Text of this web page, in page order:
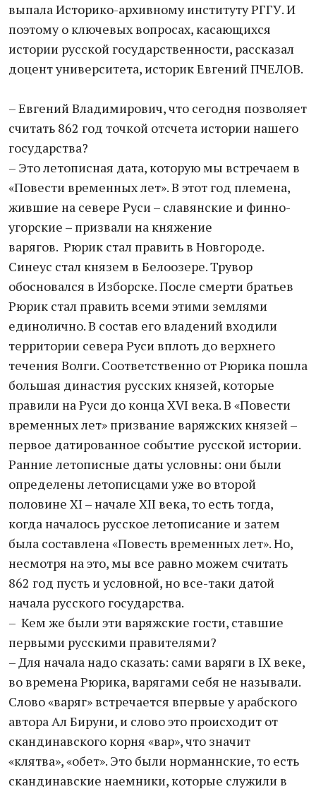
выпала Историко-архивному институту РГГУ. И
поэтому о ключевых вопросах, касающихся
истории русской государственности, рассказал
доцент университета, историк Евгений ПЧЕЛОВ.
– Евгений Владимирович, что сегодня позволяет
считать 862 год точкой отсчета истории нашего
государства?
– Это летописная дата, которую мы встречаем в
«Повести временных лет». В этот год племена,
жившие на севере Руси – славянские и финно-
угорские – призвали на княжение
варягов. Рюрик стал править в Новгороде.
Синеус стал князем в Белоозере. Трувор
обосновался в Изборске. После смерти братьев
Рюрик стал править всеми этими землями
единолично. В состав его владений входили
территории севера Руси вплоть до верхнего
течения Волги. Соответственно от Рюрика пошла
большая династия русских князей, которые
правили на Руси до конца ХVI века. В «Повести
временных лет» призвание варяжских князей –
первое датированное событие русской истории.
Ранние летописные даты условны: они были
определены летописцами уже во второй
половине XI – начале XII века, то есть тогда,
когда началось русское летописание и затем
была составлена «Повесть временных лет». Но,
несмотря на это, мы все равно можем считать
862 год пусть и условной, но все-таки датой
начала русского государства.
– Кем же были эти варяжские гости, ставшие
первыми русскими правителями?
– Для начала надо сказать: сами варяги в IX веке,
во времена Рюрика, варягами себя не называли.
Слово «варяг» встречается впервые у арабского
автора Ал Бируни, и слово это происходит от
скандинавского корня «вар», что значит
«клятва», «обет». Это были норманнские, то есть
скандинавские наемники, которые служили в